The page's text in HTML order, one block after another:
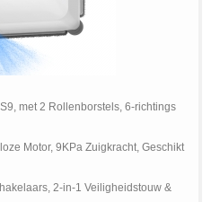
met 2 Rollenborstels, 6-richtings
Motor, 9KPa Zuigkracht, Geschikt
2-in-1 Veiligheidstouw &